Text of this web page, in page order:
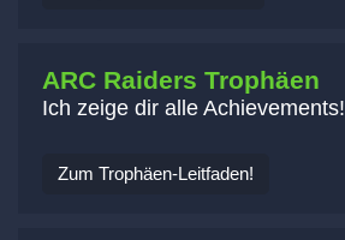
ARC Raiders Trophäen
Ich zeige dir alle Achievements!
Zum Trophäen-Leitfaden!